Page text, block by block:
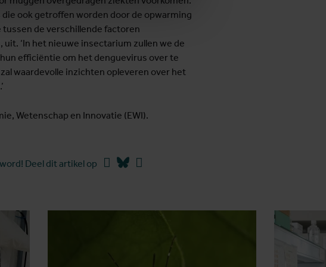
ook getroffen worden door de opwarming
de verschillende factoren
‘In het nieuwe insectarium zullen we de
efficiëntie om het denguevirus over te
waardevolle inzichten opleveren over het
Wetenschap en Innovatie (EWI).
Deel dit artikel op Facebook
Bluesky